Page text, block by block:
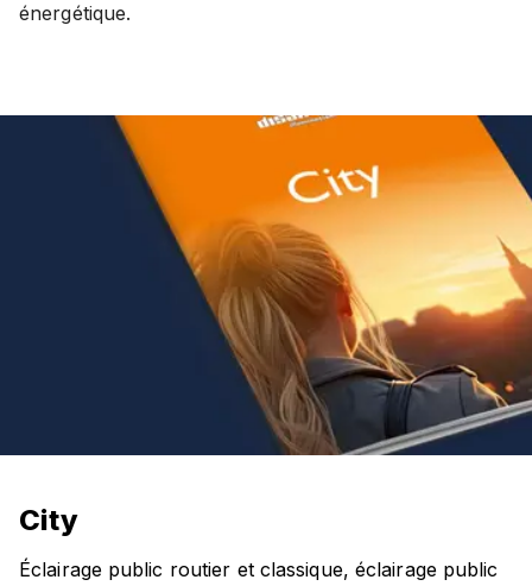
énergétique.
City
Éclairage public routier et classique, éclairage public